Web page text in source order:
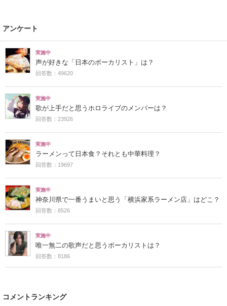
アンケート
実施中
声が好きな「日本のボーカリスト」は？
回答数：49620
実施中
歌が上手だと思うホロライブのメンバーは？
回答数：23926
実施中
ラーメンって日本食？それとも中華料理？
回答数：19697
実施中
神奈川県で一番うまいと思う「横浜家系ラーメン店」はどこ？
回答数：8526
実施中
唯一無二の歌声だと思うボーカリストは？
回答数：8186
コメントランキング